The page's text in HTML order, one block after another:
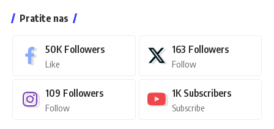
Pratite nas
50K Followers
Like
163 Followers
Follow
109 Followers
Follow
1K Subscribers
Subscribe